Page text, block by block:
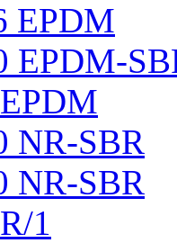
EPDM
EPDM-
NR-SBR
NR-SBR
1